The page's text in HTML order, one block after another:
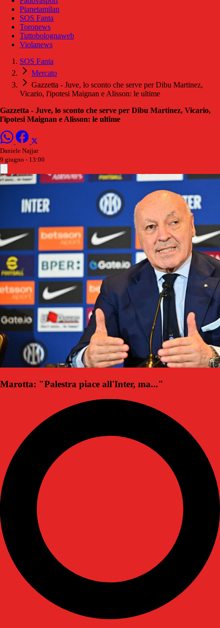
Pianetamilan
SOS Fanta
Toronews
Tuttobolognaweb
Violanews
SOS Fanta
Mercato
Gazzetta - Juve, lo sconto che serve per Dibu Martinez,
Vicario, l'ipotesi Maignan e Alisson: le ultime
Gazzetta - Juve, lo sconto che serve per Dibu Martinez, Vicario,
l'ipotesi Maignan e Alisson: le ultime
Daniele Najjar
9 giugno - 13:00
Marotta: "Palestra piace all'Inter, ma..."